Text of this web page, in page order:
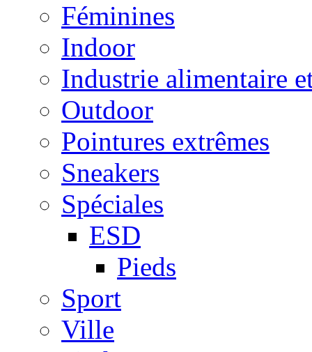
Féminines
Indoor
Industrie alimentaire
Outdoor
Pointures extrêmes
Sneakers
Spéciales
ESD
Pieds
Sport
Ville